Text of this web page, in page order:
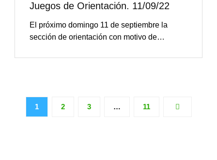
Juegos de Orientación. 11/09/22
El próximo domingo 11 de septiembre la
sección de orientación con motivo de…
1 2 3 … 11